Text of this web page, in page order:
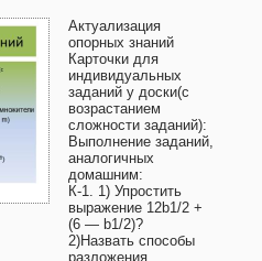
Актуализация
опорных знаний
Карточки для
индивидуальных
заданий у доски(с
возрастанием
сложности заданий):
Выполнение заданий,
аналогичных
домашним:
К-1. 1) Упростить
выражение 12b1/2 +
(6 — b1/2)?
2)Назвать способы
разложения